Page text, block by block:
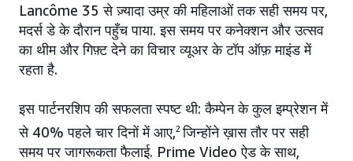
Lancôme 35 से ज़्यादा उम्र की महिलाओं तक सही समय पर,
मदर्स डे के दौरान पहुँच पाया. इस समय पर कनेक्शन और उत्सव
का थीम और गिफ़्ट देने का विचार व्यूअर के टॉप ऑफ़ माइंड में
रहता है.
इस पार्टनरशिप की सफलता स्पष्ट थी: कैम्पेन के कुल इम्प्रेशन में
से 40% पहले चार दिनों में आए,2जिन्होंने ख़ास तौर पर सही
समय पर जागरूकता फैलाई. Prime Video ऐड के साथ,